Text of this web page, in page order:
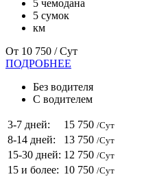
5 чемодана
5 сумок
км
От 10 750 / Сут
ПОДРОБНЕЕ
Без водителя
С водителем
3-7 дней: 15 750 /Сут
8-14 дней: 13 750 /Сут
15-30 дней: 12 750 /Сут
15 и более: 10 750 /Сут